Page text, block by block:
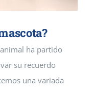
ha partido
su recuerdo
una variada